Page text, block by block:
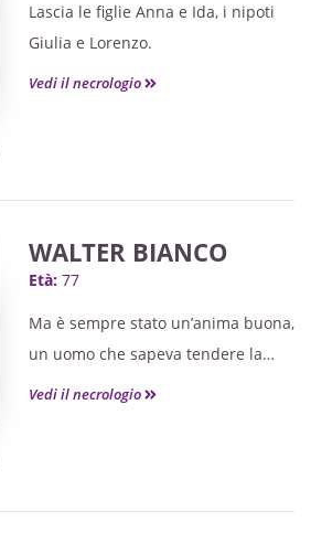
Lascia le figlie Anna e Ida, i nipoti
Giulia e Lorenzo.
Vedi il necrologio
WALTER BIANCO
Età: 77
Ma è sempre stato un’anima buona,
un uomo che sapeva tendere la
mano.
Vedi il necrologio